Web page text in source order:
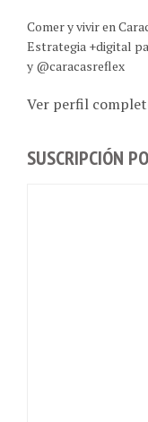
Comer y vivir en
Estrategia +digital
y @caracasreflex
Ver perfil
SUSCRIPCIÓN